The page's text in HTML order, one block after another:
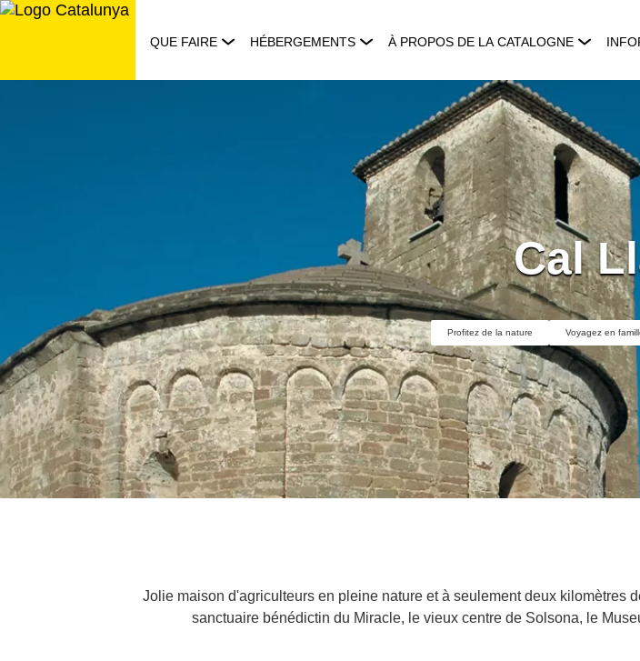
Aller
QUE FAIRE HÉBERGEMENTS À PROPOS DE LA CATALOGNE
Cal
Profitez de la nature Voyagez en
Jolie maison d'agriculteurs en pleine nature et à seulement deux kilomètres
sanctuaire bénédictin du Miracle, le vieux centre de Solsona, le